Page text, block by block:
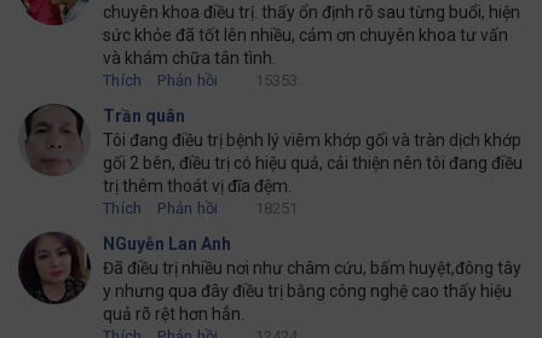
chuyên khoa điều trị. thấy ổn định rõ sau từng buổi, hiện
sức khỏe đã tốt lên nhiều, cảm ơn chuyên khoa tư vấn
và khám chữa tân tình.
Thích Phản hồi 15353
Trần quân
Tôi đang điều trị bệnh lý viêm khớp gối và tràn dịch khớp
gối 2 bên, điều trị có hiệu quả, cải thiện nên tôi đang điều
trị thêm thoát vị đĩa đệm.
Thích Phản hồi 18251
NGuyễn Lan Anh
Đã điều trị nhiều nơi như châm cứu, bấm huyệt,đông tây
y nhưng qua đây điều trị bằng công nghệ cao thấy hiệu
quả rõ rệt hơn hẳn.